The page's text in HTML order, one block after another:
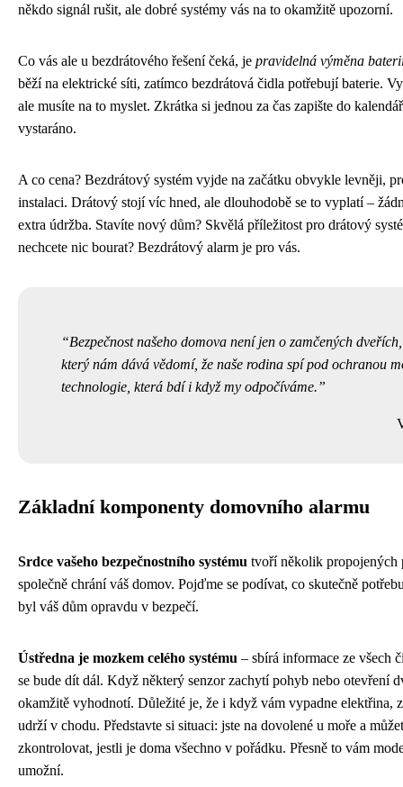
někdo signál rušit, ale dobré systémy vás na to okamžitě upozorní.
Co vás ale u bezdrátového řešení čeká, je pravidelná výměna
běží na elektrické síti, zatímco bezdrátová čidla potřebují baterie.
ale musíte na to myslet. Zkrátka si jednou za čas zapište do
vystaráno.
A co cena? Bezdrátový systém vyjde na začátku obvykle levněji,
instalaci. Drátový stojí víc hned, ale dlouhodobě se to vyplatí –
extra údržba. Stavíte nový dům? Skvělá příležitost pro drátový
nechcete nic bourat? Bezdrátový alarm je pro vás.
Bezpečnost našeho domova není jen o zamčených
který nám dává vědomí, že naše rodina spí pod ochranou
technologie, která bdí i když my odpočíváme.
Základní komponenty domovního alarmu
Srdce vašeho bezpečnostního systému tvoří několik propojených
společně chrání váš domov. Pojďme se podívat, co skutečně
byl váš dům opravdu v bezpečí.
Ústředna je mozkem celého systému – sbírá informace ze všech
se bude dít dál. Když některý senzor zachytí pohyb nebo otevření
okamžitě vyhodnotí. Důležité je, že i když vám vypadne elektřina,
udrží v chodu. Představte si situaci: jste na dovolené u moře a
zkontrolovat, jestli je doma všechno v pořádku. Přesně to vám
umožní.